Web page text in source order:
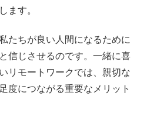
ます。
たちが良い人間になるために
信じさせるのです。一緒に喜
リモートワークでは、親切な
度につながる重要なメリット